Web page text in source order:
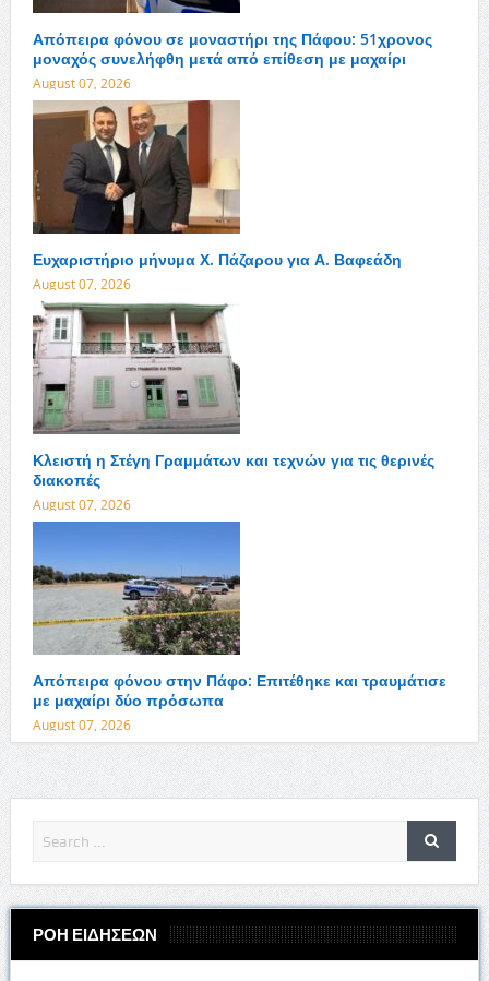
Απόπειρα φόνου σε μοναστήρι της Πάφου: 51χρονος
μοναχός συνελήφθη μετά από επίθεση με μαχαίρι
August 07, 2026
Ευχαριστήριο μήνυμα Χ. Πάζαρου για Α. Βαφεάδη
August 07, 2026
Κλειστή η Στέγη Γραμμάτων και τεχνών για τις θερινές
διακοπές
August 07, 2026
Απόπειρα φόνου στην Πάφο: Επιτέθηκε και τραυμάτισε
με μαχαίρι δύο πρόσωπα
August 07, 2026
ΡΟΗ ΕΙΔΗΣΕΩΝ